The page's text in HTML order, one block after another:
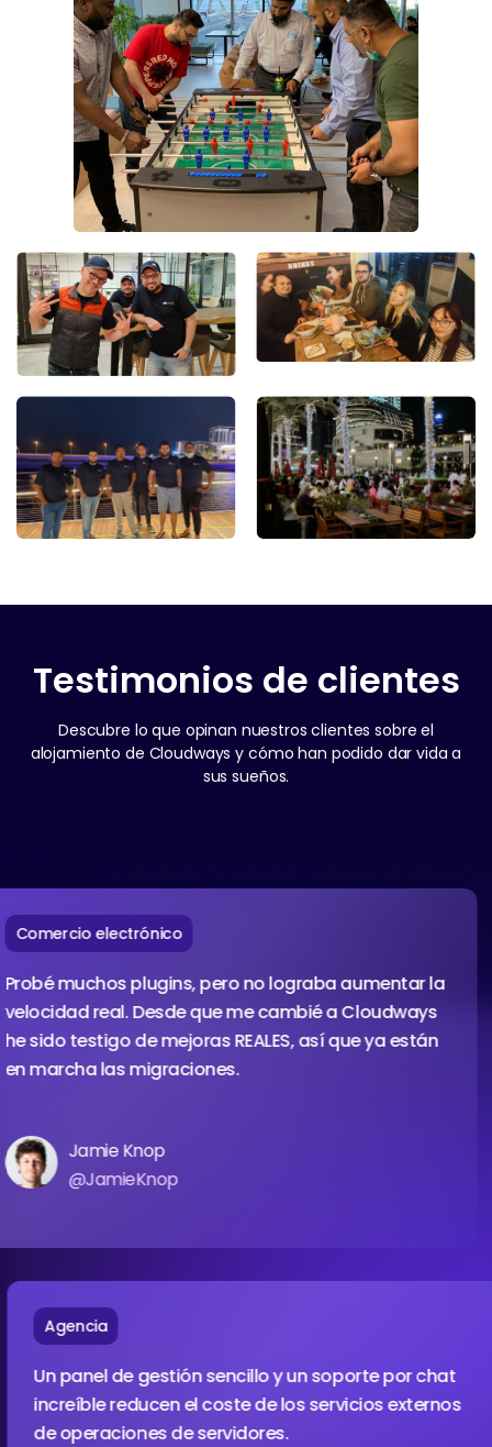
Testimonios de clientes
Descubre lo que opinan nuestros clientes sobre el
alojamiento de Cloudways y cómo han podido dar vida a
sus sueños.
electrónico
muchos plugins, pero no lograba aumentar la
real. Desde que me cambié a Cloudways
testigo de mejoras REALES, así que ya están
las migraciones.
Jamie Knop
@JamieKnop
Agencia
Un panel de gestión sencillo y un soporte por chat
increíble reducen el coste de los servicios
de operaciones de servidores.